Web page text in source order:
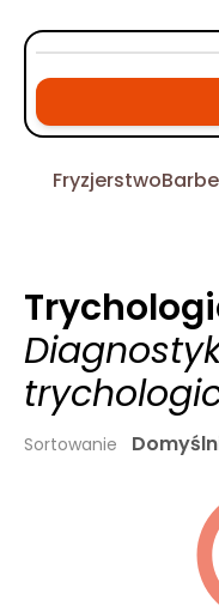
Fryzjerstwo
Sortowanie